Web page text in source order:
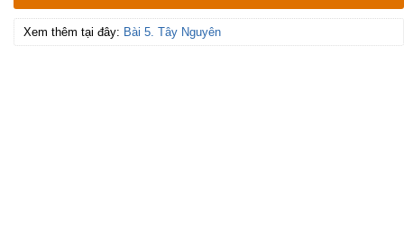
Xem thêm tại đây: Bài 5. Tây Nguyên